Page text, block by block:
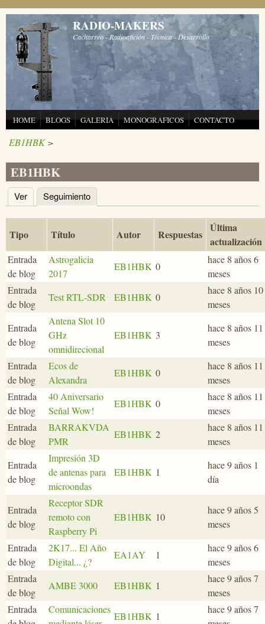
Pasar al contenido principal
RADIO-MAKERS
Cacharreo - Radioafición - Técnica - Desarrollo
HOME BLOGS GALERIA MONOGRAFICOS CONTACTO
EB1HBK>
EB1HBK
Solapas principales
Ver Seguimiento
Tipo Título Autor Respuestas
Última
actualización
Entrada
de blog
Astrogalicia
2017
EB1HBK 0
hace 8 años 6
meses
Entrada
de blog
Test RTL-SDR EB1HBK 0
hace 8 años 10
meses
Entrada
de blog
Antena Slot 10
GHz
omnidirecional
EB1HBK 3
hace 8 años 11
meses
Entrada
de blog
Ecos de
Alexandra
EB1HBK 0
hace 8 años 11
meses
Entrada
de blog
40 Aniversario
Señal Wow!
EB1HBK 0
hace 8 años 11
meses
Entrada
de blog
BARRAKVDA
PMR
EB1HBK 2
hace 8 años 11
meses
Entrada
de blog
Impresión 3D
de antenas para
microondas
EB1HBK 1
hace 9 años 1
día
Entrada
de blog
Receptor SDR
remoto con
Raspberry Pi
EB1HBK 10
hace 9 años 5
meses
Entrada
de blog
2K17... El Año
Digital... ¿?
EA1AY 1
hace 9 años 6
meses
Entrada
de blog
AMBE 3000 EB1HBK 1
hace 9 años 7
meses
Entrada
Comunicaciones
EB1HBK 1
hace 9 años 7